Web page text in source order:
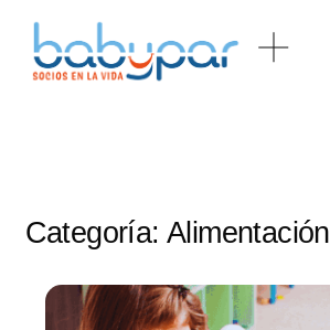
Categoría: Alimentación